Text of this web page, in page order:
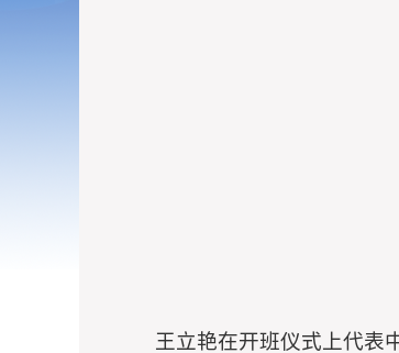
王立艳在开班仪式上代表